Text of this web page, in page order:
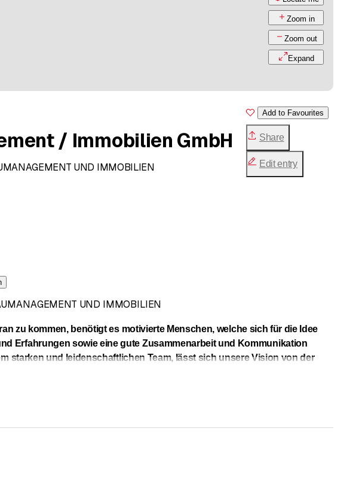
Zoom in
Zoom out
Expand
/ Immobilien GmbH
UND IMMOBILIEN
Add to Favourites
Share
Edit entry
UND IMMOBILIEN
zu kommen, benötigt es motivierte Menschen, welche sich für die Idee
Erfahrungen sowie eine gute Zusammenarbeit und Kommunikation
starken und leidenschaftlichen Team, lässt sich unsere Vision von der
dabei konsequent an den Erwartungen und Ansprüchen unserer Kunden.
penible Projektentwicklung, gesamtheitliche Dienstleistung, erprobte